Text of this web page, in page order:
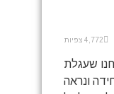
4,772 צפיות
שעגלת
ונראה